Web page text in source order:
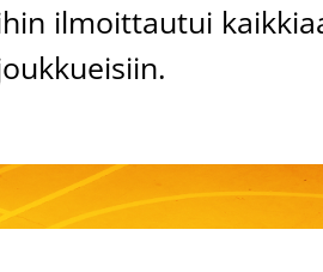
ilmoittautui